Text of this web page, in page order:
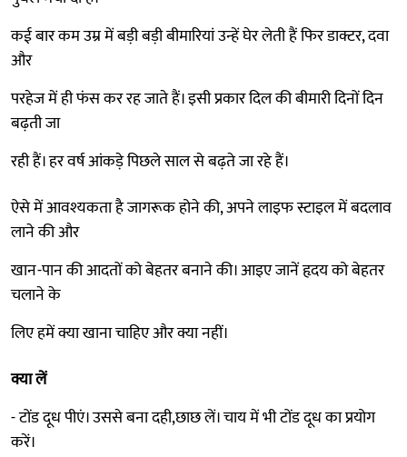
कई बार कम उम्र में बड़ी बड़ी बीमारियां उन्हें घेर लेती हैं फिर डाक्टर, दवा
और
परहेज में ही फंस कर रह जाते हैं। इसी प्रकार दिल की बीमारी दिनों दिन
बढ़ती जा
रही हैं। हर वर्ष आंकड़े पिछले साल से बढ़ते जा रहे हैं।
ऐसे में आवश्यकता है जागरूक होने की, अपने लाइफ स्टाइल में बदलाव
लाने की और
खान-पान की आदतों को बेहतर बनाने की। आइए जानें हृदय को बेहतर
चलाने के
लिए हमें क्या खाना चाहिए और क्या नहीं।
क्या लें
- टोंड दूध पीएं। उससे बना दही,छाछ लें। चाय में भी टोंड दूध का प्रयोग
करें।